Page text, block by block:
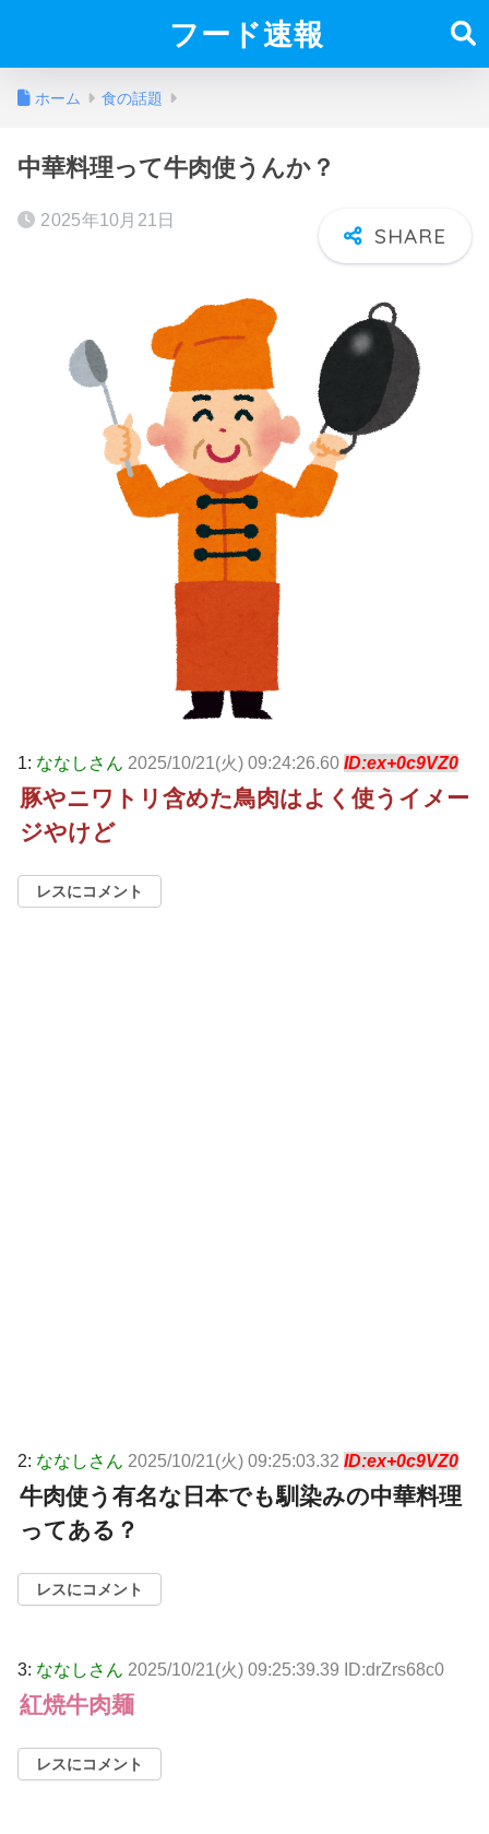
フード速報
ホーム 食の話題
中華料理って牛肉使うんか？
2025年10月21日
1: ななしさん 2025/10/21(火) 09:24:26.60 ID:ex+0c9VZ0
豚やニワトリ含めた鳥肉はよく使うイメー
ジやけど
レスにコメント
2: ななしさん 2025/10/21(火) 09:25:03.32 ID:ex+0c9VZ0
牛肉使う有名な日本でも馴染みの中華料理
ってある？
レスにコメント
3: ななしさん 2025/10/21(火) 09:25:39.39 ID:drZrs68c0
紅焼牛肉麺
レスにコメント